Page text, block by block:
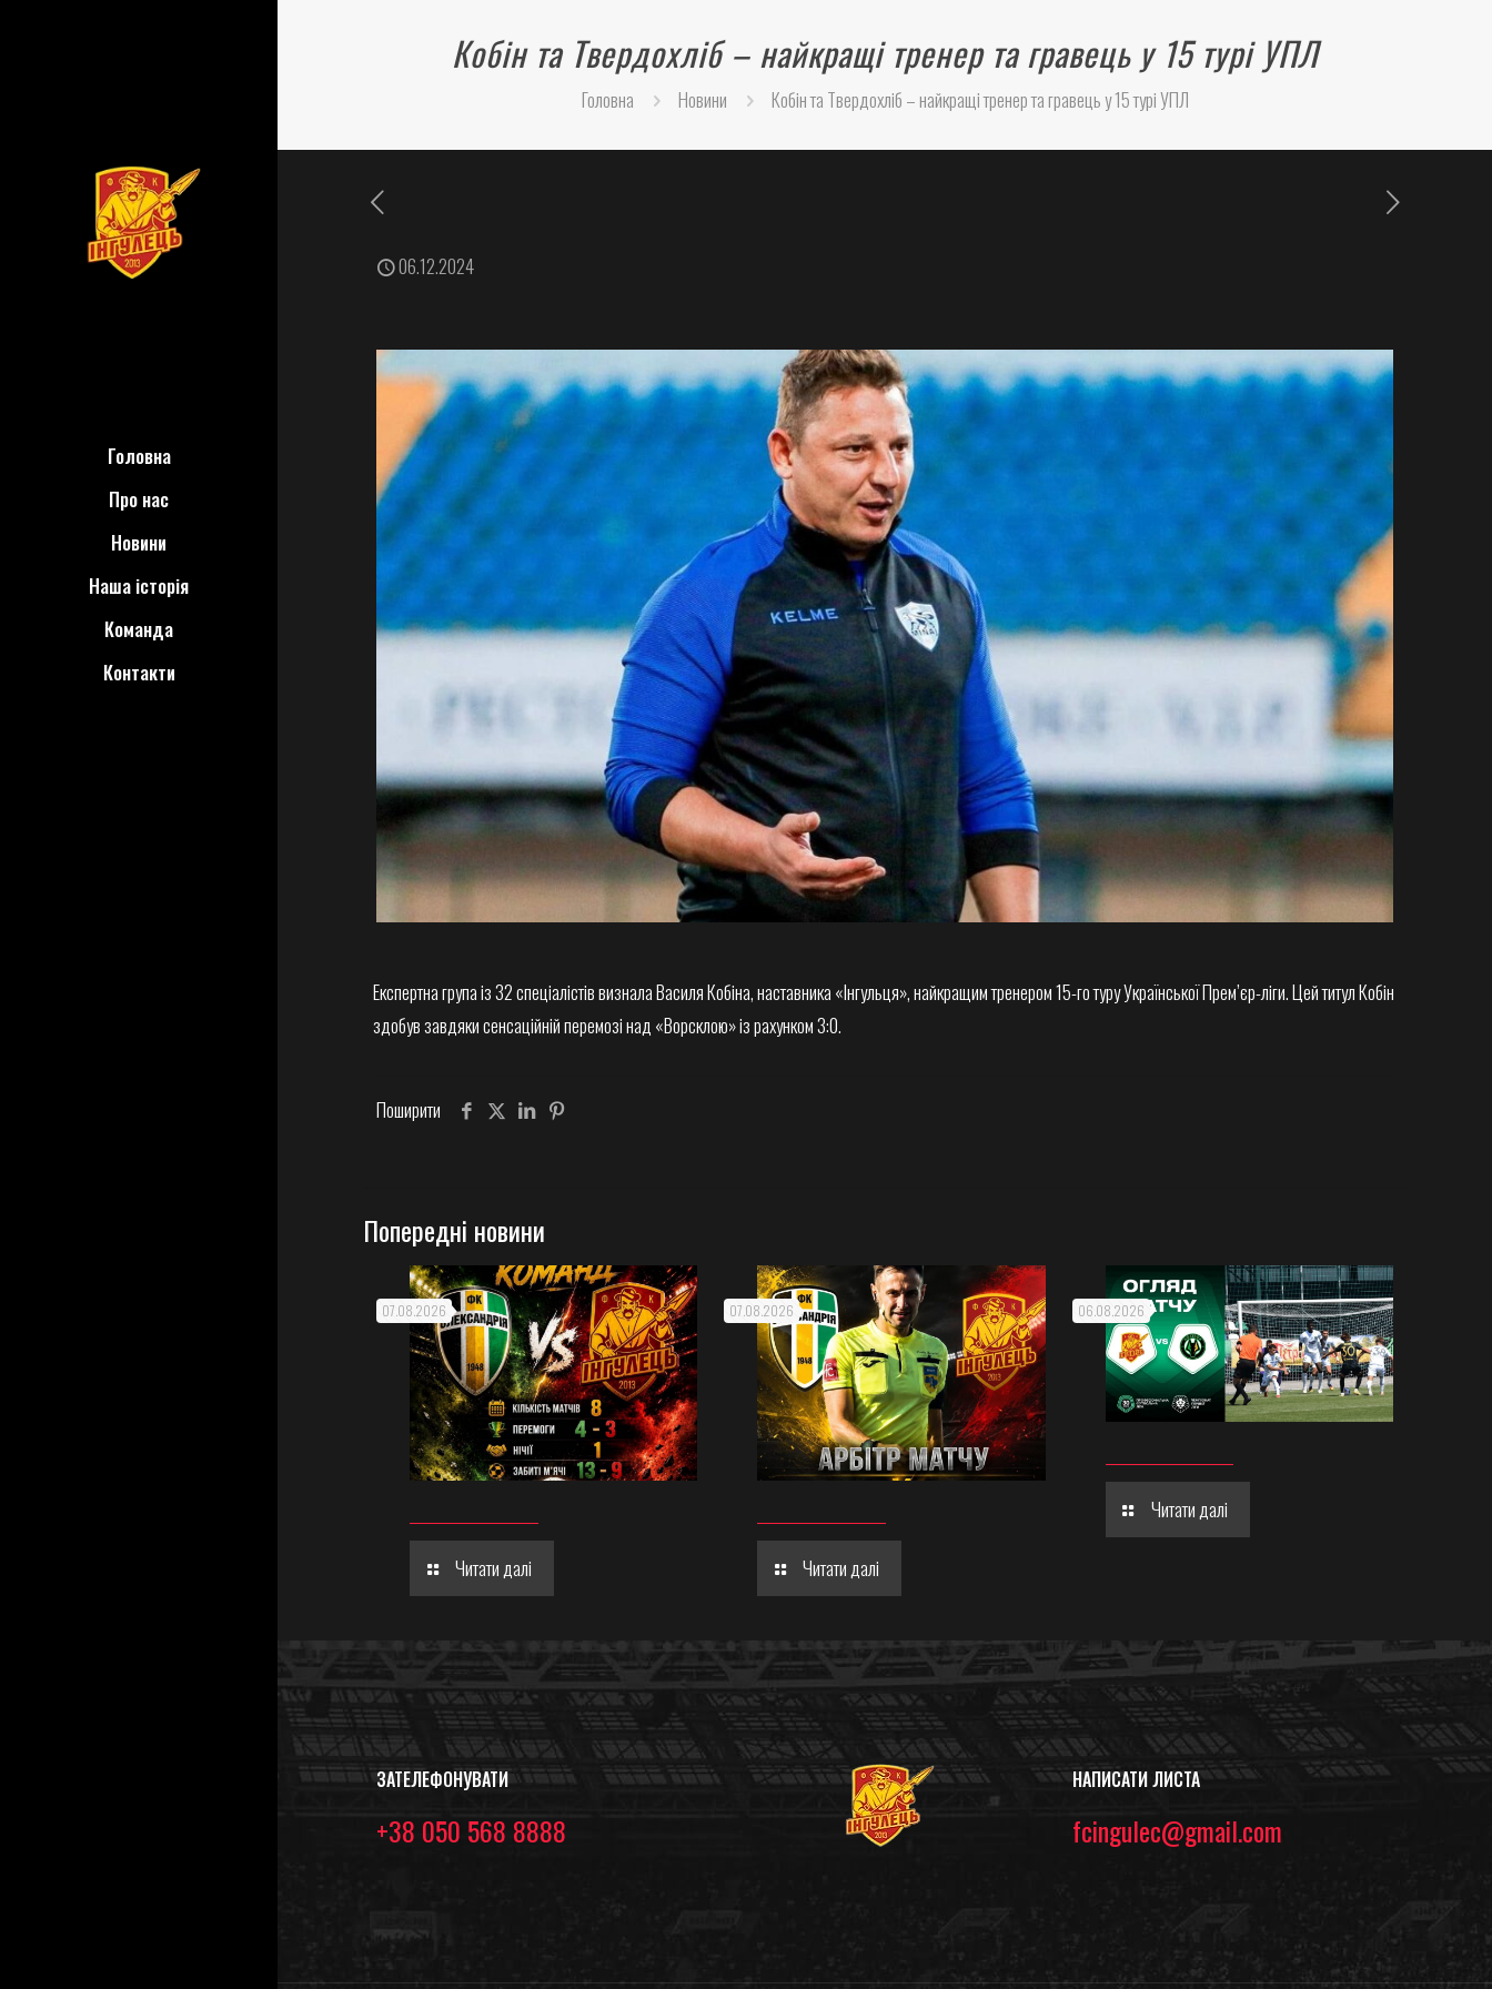
Головна
Про нас
Новини
Наша історія
Команда
Контакти
Кобін та Твердохліб – найкращі тренер та гравець у 15 турі УПЛ
Головна Новини Кобін та Твердохліб – найкращі тренер та гравець у 15 турі УПЛ
06.12.2024
Експертна група із 32 спеціалістів визнала Василя Кобіна, наставника «Інгульця», найкращим тренером 15-го туру Української Прем’єр-ліги. Цей титул Кобін
здобув завдяки сенсаційній перемозі над «Ворсклою» із рахунком 3:0.
Поширити
Попередні новини
07.08.2026
Читати далі
07.08.2026
Читати далі
06.08.2026
Читати далі
ЗАТЕЛЕФОНУВАТИ
+38 050 568 8888
НАПИСАТИ ЛИСТА
fcingulec@gmail.com